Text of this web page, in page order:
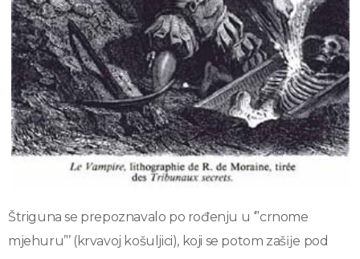
Štriguna se prepoznavalo po rođenju u ‘”crnome
mjehuru”’ (krvavoj košuljici), koji se potom zašĳe pod